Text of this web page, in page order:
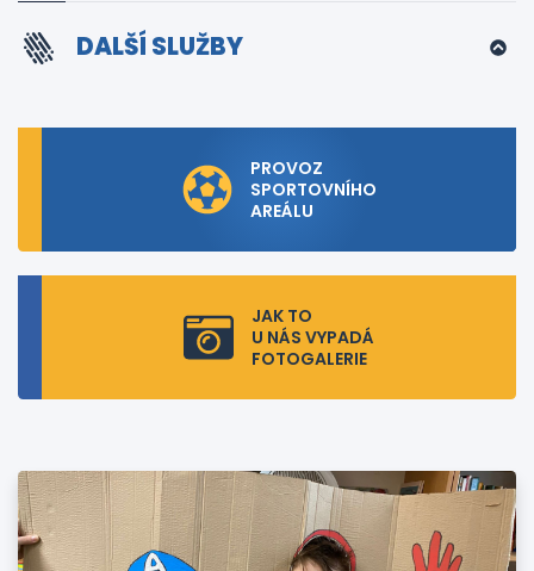
DALŠÍ SLUŽBY
PROVOZ
SPORTOVNÍHO
AREÁLU
JAK TO
U NÁS VYPADÁ
FOTOGALERIE